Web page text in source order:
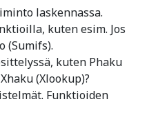
laskennassa.
kuten esim. Jos
(Sumifs).
kuten Phaku
(Xlookup)?
Funktioiden